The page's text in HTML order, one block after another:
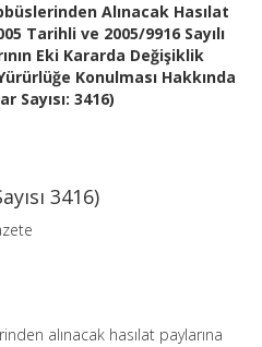
Alınacak Hasılat
Tarihli ve 2005/9916 Sayılı
Eki Kararda Değişiklik
Konulması Hakkında
Sayısı: 3416)
3416)
alınacak hasılat paylarına